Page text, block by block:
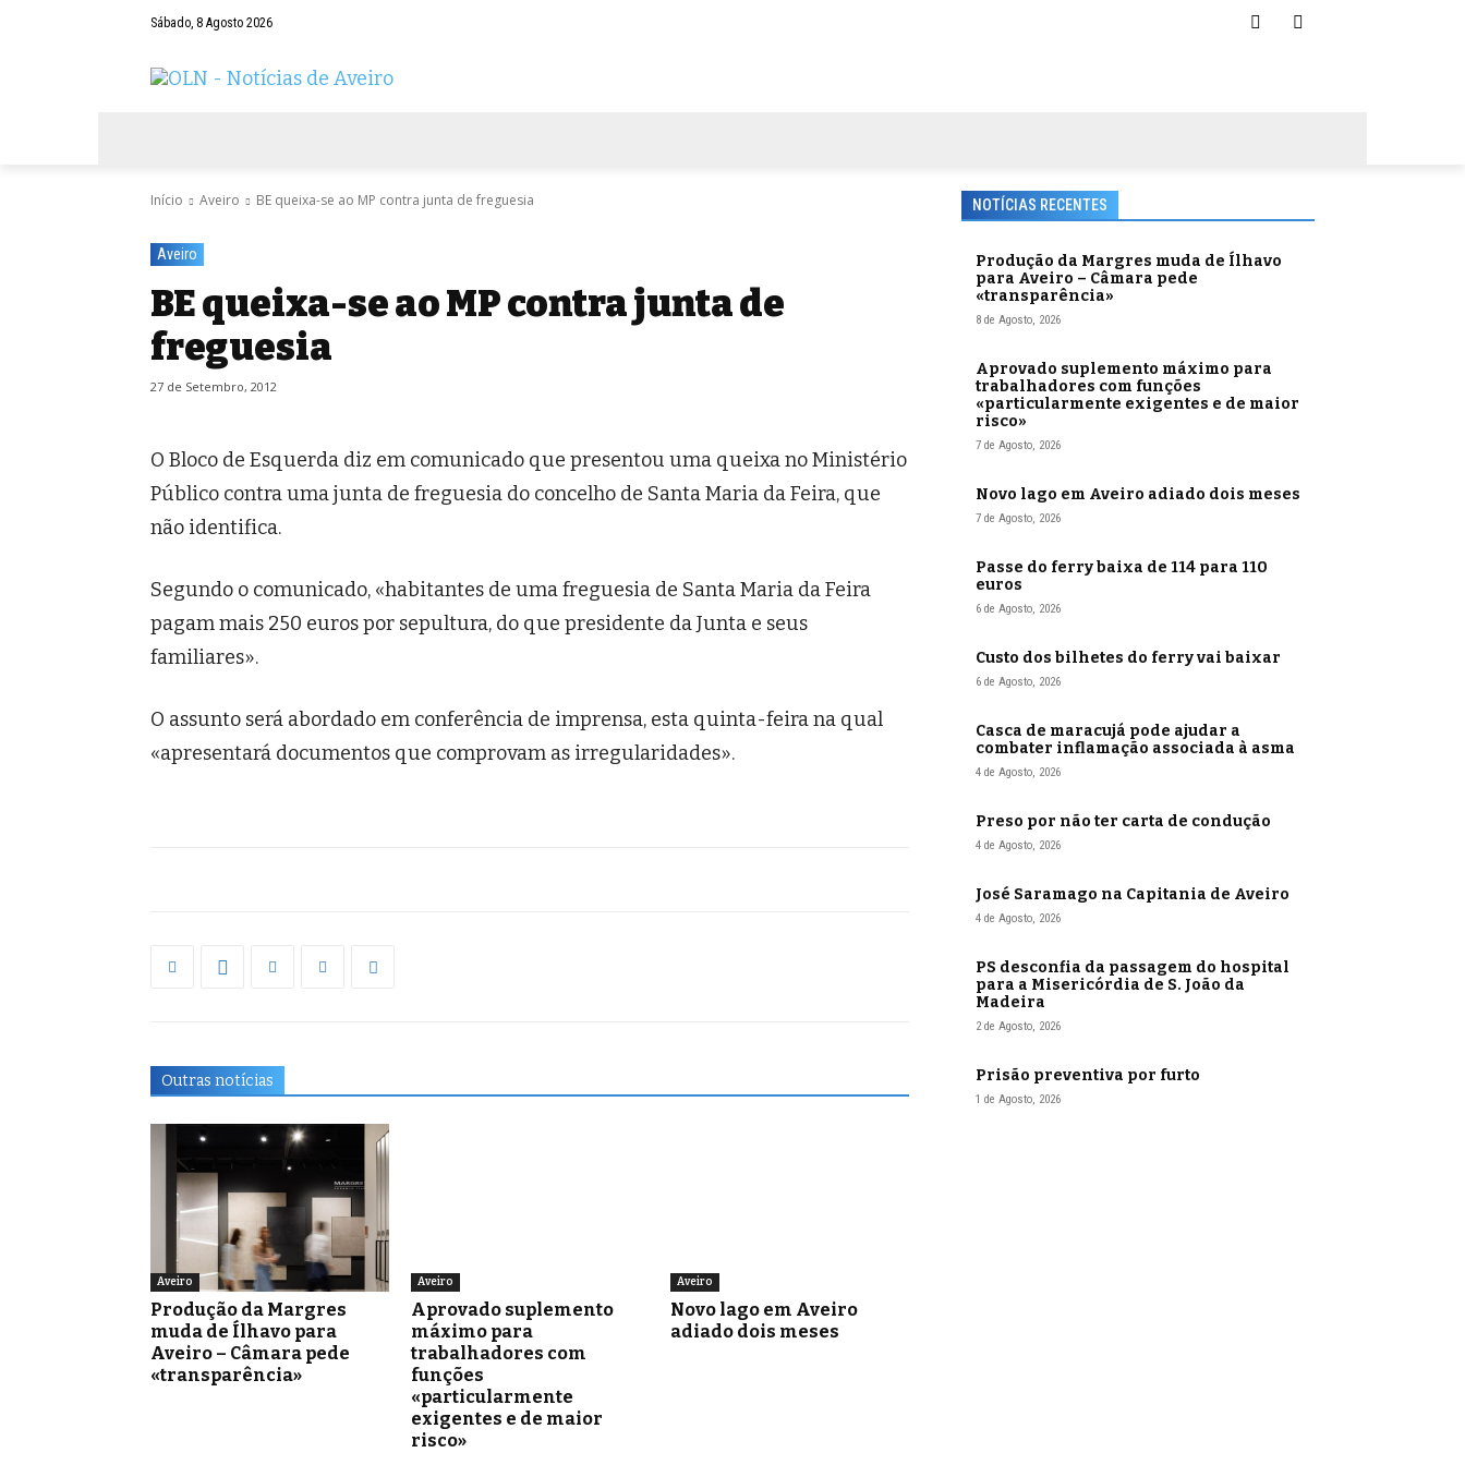
Sábado, 8 Agosto 2026
Início Aveiro BE queixa-se ao MP contra junta de freguesia
Aveiro
BE queixa-se ao MP contra junta de
freguesia
27 de Setembro, 2012
O Bloco de Esquerda diz em comunicado que presentou uma queixa no Ministério
Público contra uma junta de freguesia do concelho de Santa Maria da Feira, que
não identifica.
Segundo o comunicado, «habitantes de uma freguesia de Santa Maria da Feira
pagam mais 250 euros por sepultura, do que presidente da Junta e seus
familiares».
O assunto será abordado em conferência de imprensa, esta quinta-feira na qual
«apresentará documentos que comprovam as irregularidades».
Outras notícias
Aveiro
Produção da Margres
muda de Ílhavo para
Aveiro – Câmara pede
«transparência»
Aveiro
Aprovado suplemento
máximo para
trabalhadores com
funções
«particularmente
exigentes e de maior
risco»
Aveiro
Novo lago em Aveiro
adiado dois meses
NOTÍCIAS RECENTES
Produção da Margres muda de Ílhavo
para Aveiro – Câmara pede
«transparência»
8 de Agosto, 2026
Aprovado suplemento máximo para
trabalhadores com funções
«particularmente exigentes e de maior
risco»
7 de Agosto, 2026
Novo lago em Aveiro adiado dois meses
7 de Agosto, 2026
Passe do ferry baixa de 114 para 110
euros
6 de Agosto, 2026
Custo dos bilhetes do ferry vai baixar
6 de Agosto, 2026
Casca de maracujá pode ajudar a
combater inflamação associada à asma
4 de Agosto, 2026
Preso por não ter carta de condução
4 de Agosto, 2026
José Saramago na Capitania de Aveiro
4 de Agosto, 2026
PS desconfia da passagem do hospital
para a Misericórdia de S. João da
Madeira
2 de Agosto, 2026
Prisão preventiva por furto
1 de Agosto, 2026